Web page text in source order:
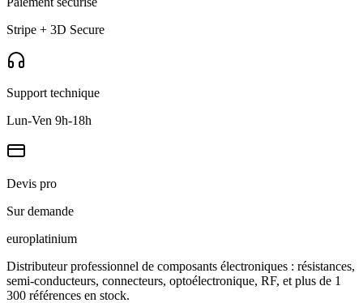
Stripe + 3D Secure
Support technique
Lun-Ven 9h-18h
Devis pro
Sur demande
europlatinium
Distributeur professionnel de composants électroniques : résistances,
semi-conducteurs, connecteurs, optoélectronique, RF, et plus de 1
300 références en stock.